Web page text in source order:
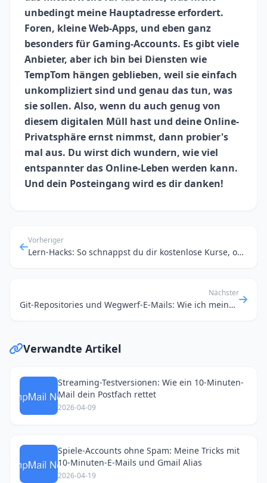
unbedingt meine Hauptadresse erfordert.
Foren, kleine Web-Apps, und eben ganz
besonders für Gaming-Accounts. Es gibt viele
Anbieter, aber ich bin bei Diensten wie
TempTom hängen geblieben, weil sie einfach
unkompliziert sind und genau das tun, was
sie sollen. Also, wenn du auch genug von
diesem digitalen Müll hast und deine Online-
Privatsphäre ernst nimmst, dann probier's
mal aus. Du wirst dich wundern, wie viel
entspannter das Online-Leben werden kann.
Und dein Posteingang wird es dir danken!
Vorheriger
Lern-Hacks: So schnappst du dir kostenlose Kurse, ohne deine Haupt-E-Mail preiszugeben
Nächster
Git-Repositories und Wegwerf-E-Mails: Wie ich meine Online-Identität trenne
Verwandte Artikel
Streaming-Testversionen: Wie ein 10-Minuten-
Mail dein Postfach rettet
2026-04-09
Spiele-Accounts ohne Spam: Meine Tricks mit
10-Minuten-E-Mails und Gmail Alias
2026-04-19